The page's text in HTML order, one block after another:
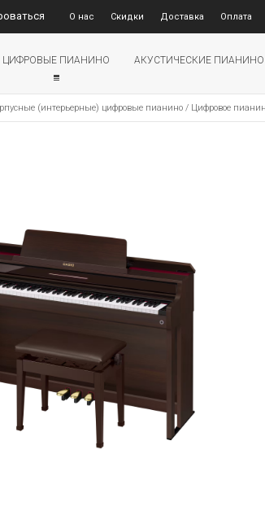
О нас Скидки Доставка Оплата
ЦИФРОВЫЕ ПИАНИНО АКУСТИЧЕСКИЕ ПИАНИНО
(интерьерные) цифровые пианино / Цифровое